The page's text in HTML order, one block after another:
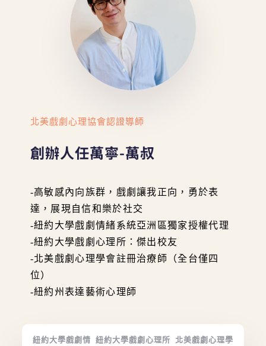
北美戲劇心理協會認證導師
創辦人任萬寧-萬叔
-高敏感內向族群，戲劇讓我正向，勇於表
達，展現自信和樂於社交
-紐約大學戲劇情緒系統亞洲區獨家授權代理
-紐約大學戲劇心理所：傑出校友
-北美戲劇心理學會註冊治療師（全台僅四
位）
-紐約州表達藝術心理師
紐約大學戲劇情 紐約大學戲劇心理所
北美戲劇心理學